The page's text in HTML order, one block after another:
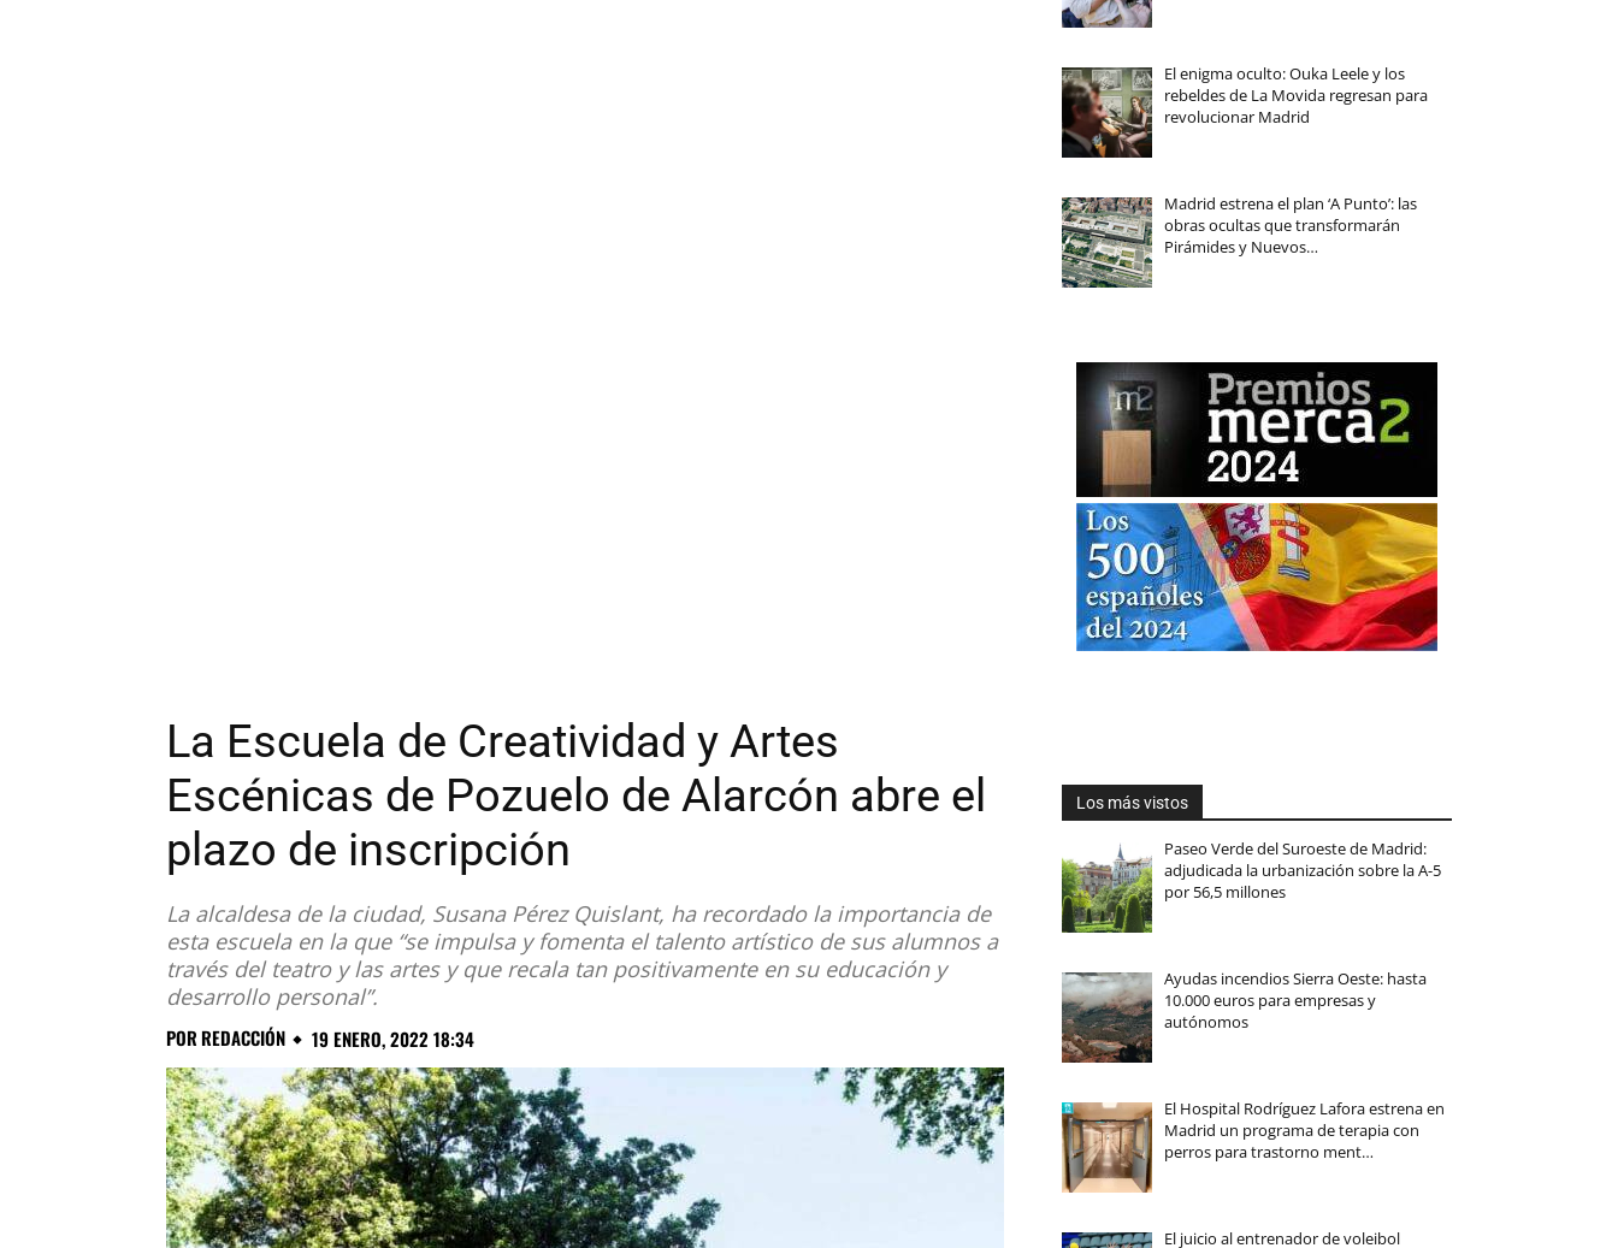
El enigma oculto: Ouka Leele y los
rebeldes de La Movida regresan para
revolucionar Madrid
Madrid estrena el plan ‘A Punto’: las
obras ocultas que transformarán
Pirámides y Nuevos…
La Escuela de Creatividad y Artes
Escénicas de Pozuelo de Alarcón abre el
plazo de inscripción
La alcaldesa de la ciudad, Susana Pérez Quislant, ha recordado la importancia de
esta escuela en la que “se impulsa y fomenta el talento artístico de sus alumnos a
través del teatro y las artes y que recala tan positivamente en su educación y
desarrollo personal”.
PORREDACCIÓN 19 ENERO, 2022 18:34
Los más vistos
Paseo Verde del Suroeste de Madrid:
adjudicada la urbanización sobre la A-5
por 56,5 millones
Ayudas incendios Sierra Oeste: hasta
10.000 euros para empresas y
autónomos
El Hospital Rodríguez Lafora estrena en
Madrid un programa de terapia con
perros para trastorno ment…
El juicio al entrenador de voleibol